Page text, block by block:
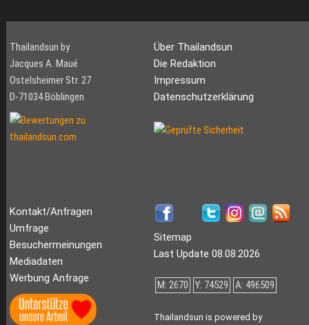
Thailandsun by
Jacques A. Maué
Ostelsheimer Str. 27
D-71034 Böblingen
Über Thailandsun
Die Redaktion
Impressum
Datenschutzerklärung
Kontakt/Anfragen
Umfrage
Besuchermeinungen
Mediadaten
Werbung Anfrage
Sitemap
Last Update 08.08.2026
M: 2670 Y: 74529 A: 496509
Thailandsun is powered by